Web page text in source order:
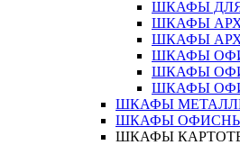
ШКАФЫ
ШКАФЫ
ШКАФЫ
ШКАФЫ
ШКАФЫ
ШКАФЫ
ШКАФЫ
ШКАФЫ
ШКАФЫ